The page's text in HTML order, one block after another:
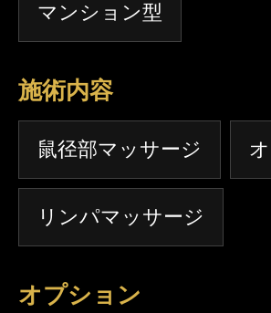
マンション型
施術内容
鼠径部マッサージ
リンパマッサージ
オプション